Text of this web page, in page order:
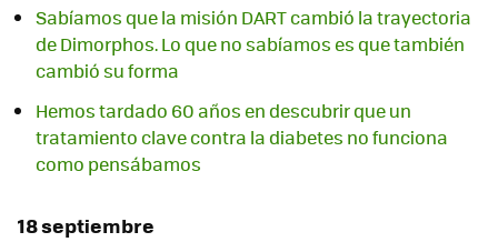
Sabíamos que la misión DART cambió la trayectoria
de Dimorphos. Lo que no sabíamos es que también
cambió su forma
Hemos tardado 60 años en descubrir que un
tratamiento clave contra la diabetes no funciona
como pensábamos
18 septiembre